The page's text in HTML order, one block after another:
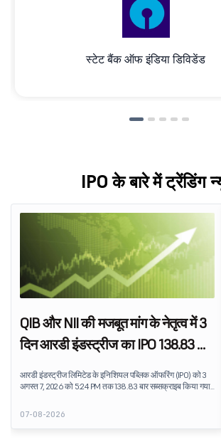
स्टेट बैंक ऑफ इंडिया डिविडेंड
IPO के बारे में ट्रेंडिंग
QIB और NII की मजबूत मांग के नेतृत्व में 3
दिन आरडी इंडस्ट्रीज का IPO 138.83 बार
सब्सक्राइब हुआ
आरडी इंडस्ट्रीज लिमिटेड के इनिशियल पब्लिक ऑफरिंग (IPO) को 3
अगस्त 7, 2026 को 5:24 PM तक 138.83 बार सब्सक्राइब किया गया
पर 7,80,88,05,383 शेयरों के लिए बिड प्राप्त हुई.
07-08-2026